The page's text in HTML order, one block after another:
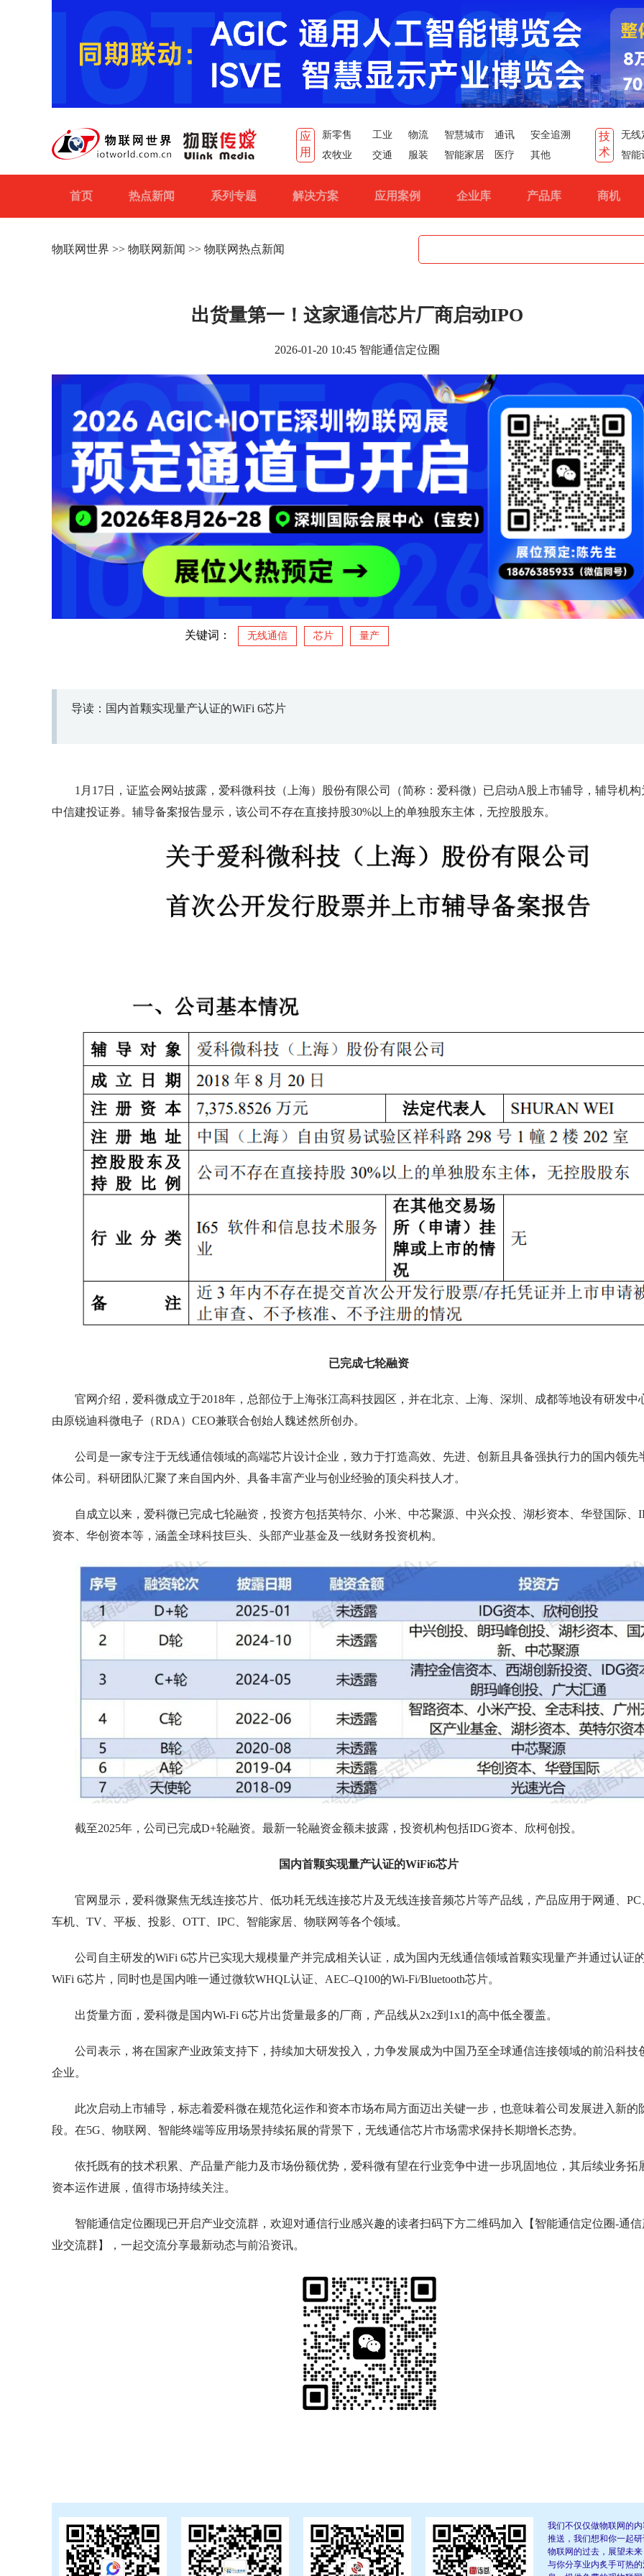
应
用
新零售 工业 物流 智慧城市 通讯
安全追溯
农牧业
交通 服装 智能家居 医疗 其他
技
术
无线
智能
首页 热点新闻 系列专题 解决方案 应用案例 企业库 产品库 商机
物联网世界 >> 物联网新闻 >> 物联网热点新闻
出货量第一！这家通信芯片厂商启动IPO
2026-01-20 10:45 智能通信定位圈
关键词： 无线通信 芯片 量产
导读：国内首颗实现量产认证的WiFi 6芯片
1月17日，证监会网站披露，爱科微科技（上海）股份有限公司（简称：爱科微）已启动A股上市辅导，辅导机构
中信建投证券。辅导备案报告显示，该公司不存在直接持股30%以上的单独股东主体，无控股股东。
已完成七轮融资
官网介绍，爱科微成立于2018年，总部位于上海张江高科技园区，并在北京、上海、深圳、成都等地设有研发中
由原锐迪科微电子（RDA）CEO兼联合创始人魏述然所创办。
公司是一家专注于无线通信领域的高端芯片设计企业，致力于打造高效、先进、创新且具备强执行力的国内领先
体公司。科研团队汇聚了来自国内外、具备丰富产业与创业经验的顶尖科技人才。
自成立以来，爱科微已完成七轮融资，投资方包括英特尔、小米、中芯聚源、中兴众投、湖杉资本、华登国际、
资本、华创资本等，涵盖全球科技巨头、头部产业基金及一线财务投资机构。
截至2025年，公司已完成D+轮融资。最新一轮融资金额未披露，投资机构包括IDG资本、欣柯创投。
国内首颗实现量产认证的WiFi6芯片
官网显示，爱科微聚焦无线连接芯片、低功耗无线连接芯片及无线连接音频芯片等产品线，产品应用于网通、PC
车机、TV、平板、投影、OTT、IPC、智能家居、物联网等各个领域。
公司自主研发的WiFi 6芯片已实现大规模量产并完成相关认证，成为国内无线通信领域首颗实现量产并通过认证
WiFi 6芯片，同时也是国内唯一通过微软WHQL认证、AEC–Q100的Wi-Fi/Bluetooth芯片。
出货量方面，爱科微是国内Wi-Fi 6芯片出货量最多的厂商，产品线从2x2到1x1的高中低全覆盖。
公司表示，将在国家产业政策支持下，持续加大研发投入，力争发展成为中国乃至全球通信连接领域的前沿科技
企业。
此次启动上市辅导，标志着爱科微在规范化运作和资本市场布局方面迈出关键一步，也意味着公司发展进入新的
段。在5G、物联网、智能终端等应用场景持续拓展的背景下，无线通信芯片市场需求保持长期增长态势。
依托既有的技术积累、产品量产能力及市场份额优势，爱科微有望在行业竞争中进一步巩固地位，其后续业务拓
资本运作进展，值得市场持续关注。
智能通信定位圈现已开启产业交流群，欢迎对通信行业感兴趣的读者扫码下方二维码加入【智能通信定位圈-通信
业交流群】，一起交流分享最新动态与前沿资讯。
我们不仅仅做物联网的
推送，我们想和你一起
物联网的过去，展望未
与你分享业内炙手可热